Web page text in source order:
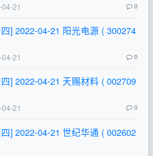
21 0
四] 2022-04-21 阳光电源 ( 300274
21 0
四] 2022-04-21 天赐材料 ( 002709
21 0
四] 2022-04-21 世纪华通 ( 002602